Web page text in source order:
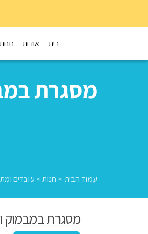
בית אודות חנות
מסגרת
עמוד הבית > חנות> עובדים
מסגרת במבמוק